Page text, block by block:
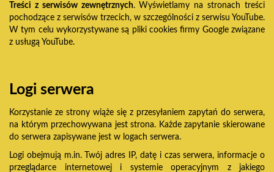
Treści z serwisów zewnętrznych. Wyświetlamy na stronach treści
pochodzące z serwisów trzecich, w szczególności z serwisu YouTube.
W tym celu wykorzystywane są pliki cookies firmy Google związane
z usługą YouTube.
Logi serwera
Korzystanie ze strony wiąże się z przesyłaniem zapytań do serwera,
na którym przechowywana jest strona. Każde zapytanie skierowane
do serwera zapisywane jest w logach serwera.
Logi obejmują m.in. Twój adres IP, datę i czas serwera, informacje o
przeglądarce internetowej i systemie operacyjnym z jakiego